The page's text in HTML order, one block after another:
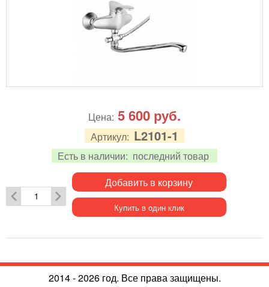
Артикул: L2101-1
Есть в наличии: последний товар
Цена: 5 600 руб.
Добавить в корзину
Купить в один клик
2014 - 2026 год. Все права защищены.